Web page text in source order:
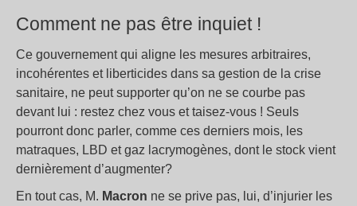
Comment ne pas être inquiet !
Ce gouvernement qui aligne les mesures arbitraires,
incohérentes et liberticides dans sa gestion de la crise
sanitaire, ne peut supporter qu’on ne se courbe pas
devant lui : restez chez vous et taisez-vous ! Seuls
pourront donc parler, comme ces derniers mois, les
matraques, LBD et gaz lacrymogènes, dont le stock vient
dernièrement d’augmenter?
En tout cas, M. Macron ne se prive pas, lui, d’injurier les